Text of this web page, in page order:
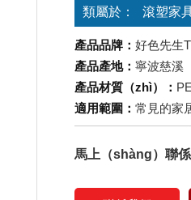
類屬於： 滾塑家
產品品牌：好色先生
產品產地：寧波慈溪
產品材質（zhì）：
適用範圍：常見的家
馬上（shàng）聯係